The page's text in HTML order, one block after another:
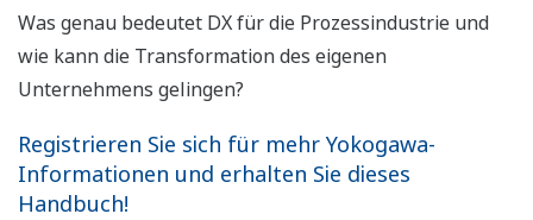
Was genau bedeutet DX für die Prozessindustrie und
wie kann die Transformation des eigenen
Unternehmens gelingen?
Registrieren Sie sich für mehr Yokogawa-
Informationen und erhalten Sie dieses
Handbuch!